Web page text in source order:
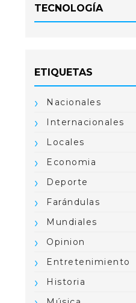
TECNOLOGÍA
ETIQUETAS
Nacionales
Internacionales
Locales
Economia
Deporte
Farándulas
Mundiales
Opinion
Entretenimiento
Historia